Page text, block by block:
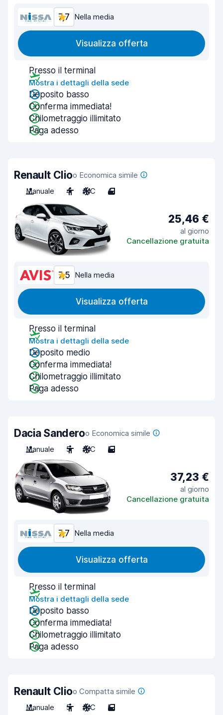
7,7 Nella media
Visualizza offerta
Presso il terminal
Mostra i dettagli della sede
Deposito basso
Conferma immediata!
Chilometraggio illimitato
Paga adesso
Renault Clioo Economica simile
Manuale
4 A/C 4
25,46 €
al giorno
Cancellazione gratuita
7,5 Nella media
Visualizza offerta
Presso il terminal
Mostra i dettagli della sede
Deposito medio
Conferma immediata!
Chilometraggio illimitato
Paga adesso
Dacia Sanderoo Economica simile
Manuale
5 A/C 5
37,23 €
al giorno
Cancellazione gratuita
7,7 Nella media
Visualizza offerta
Presso il terminal
Mostra i dettagli della sede
Deposito basso
Conferma immediata!
Chilometraggio illimitato
Paga adesso
Renault Clioo Compatta simile
Manuale
5 A/C 5